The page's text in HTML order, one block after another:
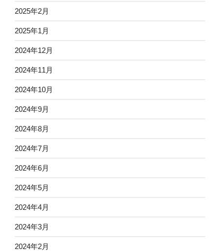
2025年2月
2025年1月
2024年12月
2024年11月
2024年10月
2024年9月
2024年8月
2024年7月
2024年6月
2024年5月
2024年4月
2024年3月
2024年2月